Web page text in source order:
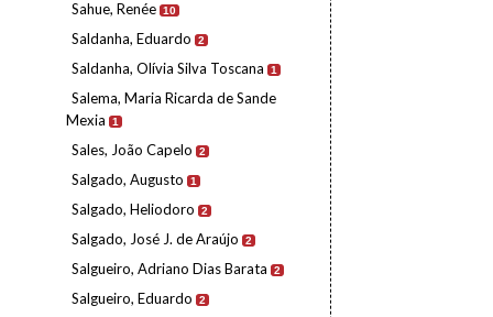
Sahue, Renée 10
Saldanha, Eduardo 2
Saldanha, Olívia Silva Toscana 1
Salema, Maria Ricarda de Sande
Mexia
1
Sales, João Capelo 2
Salgado, Augusto 1
Salgado, Heliodoro 2
Salgado, José J. de Araújo 2
Salgueiro, Adriano Dias Barata 2
Salgueiro, Eduardo 2